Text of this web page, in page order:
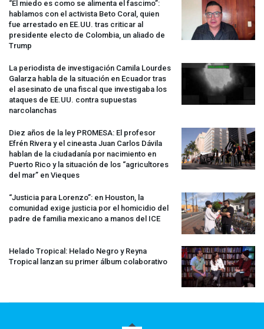
“El miedo es como se alimenta el fascimo”:
hablamos con el activista Beto Coral, quien
fue arrestado en EE.UU. tras criticar al
presidente electo de Colombia, un aliado de
Trump
La periodista de investigación Camila Lourdes
Galarza habla de la situación en Ecuador tras
el asesinato de una fiscal que investigaba los
ataques de EE.UU. contra supuestas
narcolanchas
Diez años de la ley PROMESA: El profesor
Efrén Rivera y el cineasta Juan Carlos Dávila
hablan de la ciudadanía por nacimiento en
Puerto Rico y la situación de los “agricultores
del mar” en Vieques
“Justicia para Lorenzo”: en Houston, la
comunidad exige justicia por el homicidio del
padre de familia mexicano a manos del ICE
Helado Tropical: Helado Negro y Reyna
Tropical lanzan su primer álbum colaborativo